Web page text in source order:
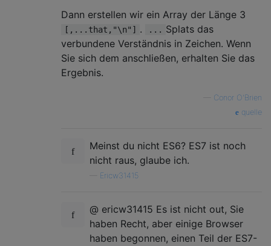
Dann erstellen wir ein Array der Länge 3
[,...that,"\n"] . ... Splats das
verbundene Verständnis in Zeichen. Wenn
Sie sich dem anschließen, erhalten Sie das
Ergebnis.
Conor O'Brien
quelle
Meinst du nicht ES6? ES7 ist noch
nicht raus, glaube ich.
Ericw31415
@ ericw31415 Es ist nicht out, Sie
haben Recht, aber einige Browser
haben begonnen, einen Teil der ES7-